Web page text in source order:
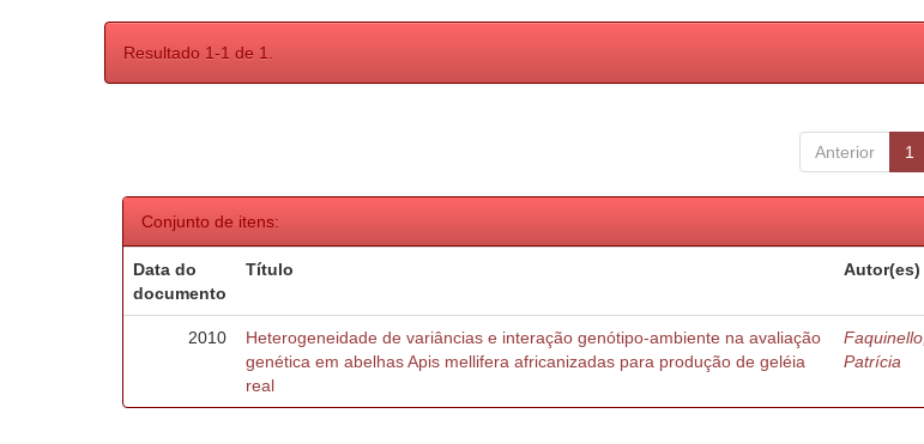
Resultado 1-1 de 1.
Anterior 1
Conjunto de itens:
Data do
documento
Título Autor(es)
2010
Heterogeneidade de variâncias e interação genótipo-ambiente na avaliação
genética em abelhas Apis mellifera africanizadas para produção de geléia
real
Faquinello,
Patrícia